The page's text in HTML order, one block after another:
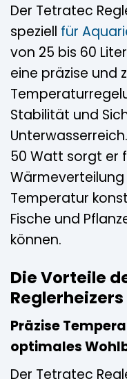
Der Tetratec
speziell für
von 25 bis 60
eine präzise und
Stabilität und
50 Watt sorgt er
Temperatur
Fische und
können.
Die Vorteile
Präzise
optimales
Der Tetratec